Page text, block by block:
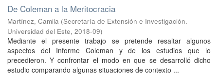
De Coleman a la Meritocracia
Martínez, Camila (Secretaría de Extensión e Investigación.
Universidad del Este, 2018-09)
Mediante el presente trabajo se pretende resaltar algunos
aspectos del Informe Coleman y de los estudios que lo
precedieron. Y confrontar el modo en que se desarrolló dicho
estudio comparando algunas situaciones de contexto ...